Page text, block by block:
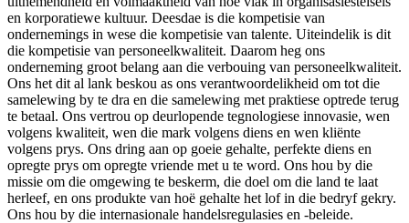
en korporatiewe kultuur. Deesdae is die kompetisie van
ondernemings in wese die kompetisie van talente. Uiteindelik is dit
die kompetisie van personeelkwaliteit. Daarom heg ons
onderneming groot belang aan die verbouing van personeelkwaliteit.
Ons het dit al lank beskou as ons verantwoordelikheid om tot die
samelewing by te dra en die samelewing met praktiese optrede terug
te betaal. Ons vertrou op deurlopende tegnologiese innovasie, wen
volgens kwaliteit, wen die mark volgens diens en wen kliënte
volgens prys. Ons dring aan op goeie gehalte, perfekte diens en
opregte prys om opregte vriende met u te word. Ons hou by die
missie om die omgewing te beskerm, die doel om die land te laat
herleef, en ons produkte van hoë gehalte het lof in die bedryf gekry.
Ons hou by die internasionale handelsregulasies en -beleide.